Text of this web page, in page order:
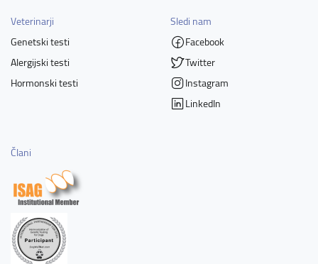
Veterinarji
Genetski testi
Alergijski testi
Hormonski testi
Sledi nam
Facebook
Twitter
Instagram
LinkedIn
Člani